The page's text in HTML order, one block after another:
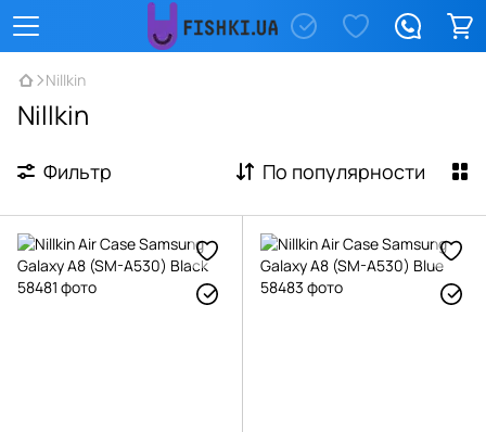
Nillkin
Nillkin
Фильтр По популярности